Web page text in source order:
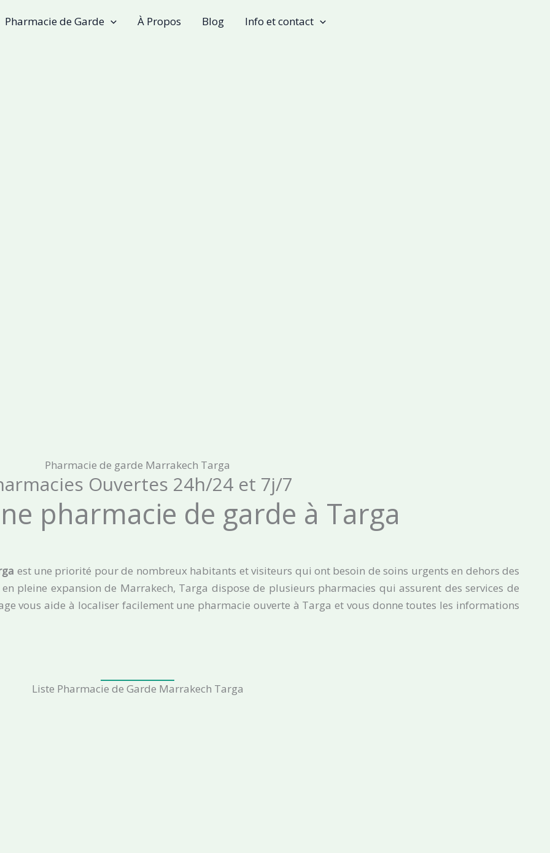
Pharmacie de Garde À Propos Blog Info et contact
Pharmacie de garde Marrakech Targa
Ouvertes 24h/24 et 7j/7
pharmacie de garde à Targa
est une priorité pour de nombreux habitants et visiteurs qui ont besoin de soins urgents en dehors des
pleine expansion de Marrakech, Targa dispose de plusieurs pharmacies qui assurent des services de
vous aide à localiser facilement une pharmacie ouverte à Targa et vous donne toutes les informations
Liste Pharmacie de Garde Marrakech Targa